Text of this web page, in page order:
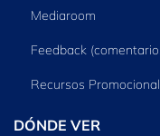
Mediaroom
Feedback
Recursos
DÓNDE VER